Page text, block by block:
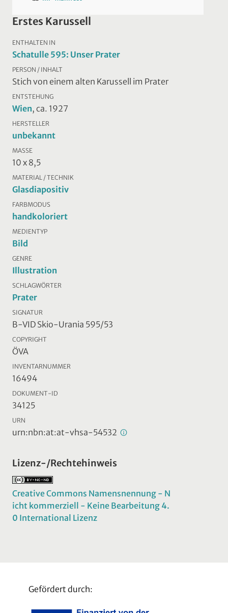
Erstes Karussell
ENTHALTEN IN
Schatulle 595: Unser Prater
PERSON / INHALT
Stich von einem alten Karussell im Prater
ENTSTEHUNG
Wien, ca. 1927
HERSTELLER
unbekannt
MASSE
10 x 8,5
MATERIAL / TECHNIK
Glasdiapositiv
FARBMODUS
handkoloriert
MEDIENTYP
Bild
GENRE
Illustration
SCHLAGWÖRTER
Prater
SIGNATUR
B-VID Skio-Urania 595/53
COPYRIGHT
ÖVA
INVENTARNUMMER
16494
DOKUMENT-ID
34125
URN
urn:nbn:at:at-vhsa-54532
Lizenz-/Rechtehinweis
Creative Commons Namensnennung - N
icht kommerziell - Keine Bearbeitung 4.
0 International Lizenz
Gefördert durch: